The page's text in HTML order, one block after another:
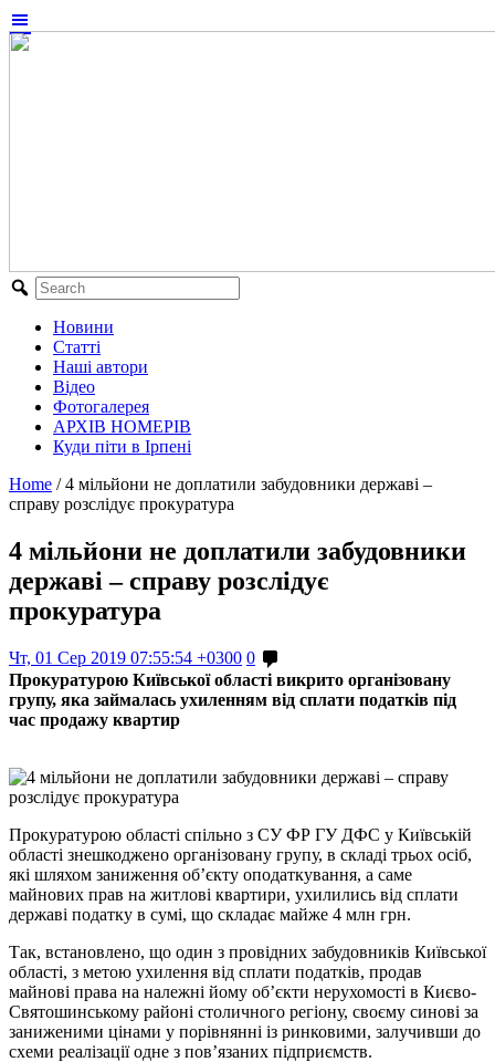
Новини
Статті
Наші автори
Відео
Фотогалерея
АРХІВ НОМЕРІВ
Куди піти в Ірпені
Home / 4 мільйони не доплатили забудовники державі –
справу розслідує прокуратура
4 мільйони не доплатили забудовники
державі – справу розслідує
прокуратура
Чт, 01 Сер 2019 07:55:54 +0300 0
Прокуратурою Київської області викрито організовану
групу, яка займалась ухиленням від сплати податків під
час продажу квартир
Прокуратурою області спільно з СУ ФР ГУ ДФС у Київській
області знешкоджено організовану групу, в складі трьох осіб,
які шляхом заниження об’єкту оподаткування, а саме
майнових прав на житлові квартири, ухилились від сплати
державі податку в сумі, що складає майже 4 млн грн.
Так, встановлено, що один з провідних забудовників Київської
області, з метою ухилення від сплати податків, продав
майнові права на належні йому об’єкти нерухомості в Києво-
Святошинському районі столичного регіону, своєму синові за
заниженими цінами у порівнянні із ринковими, залучивши до
схеми реалізації одне з пов’язаних підприємств.